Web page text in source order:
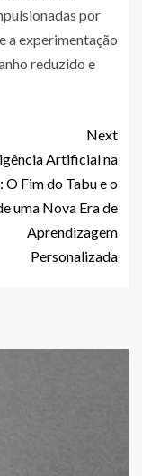
por
a experimentação
reduzido e
Next
Artificial na
O Fim do Tabu e o
uma Nova Era de
Aprendizagem
Personalizada